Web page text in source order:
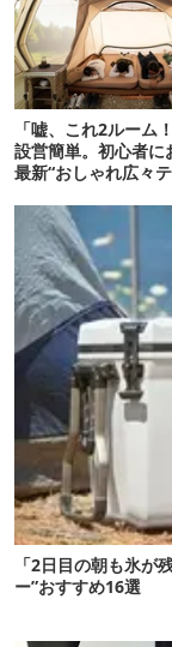
「嘘、これ2ルーム
設営簡単。初心者に
最新“おしゃれ広々
「2日目の朝も氷が
ー”おすすめ16選